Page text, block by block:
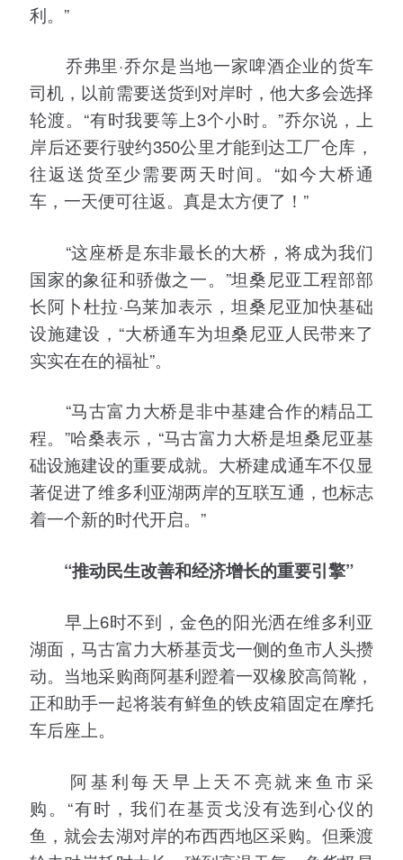
利。”
乔弗里·乔尔是当地一家啤酒企业的货车
司机，以前需要送货到对岸时，他大多会选择
轮渡。“有时我要等上3个小时。”乔尔说，上
岸后还要行驶约350公里才能到达工厂仓库，
往返送货至少需要两天时间。“如今大桥通
车，一天便可往返。真是太方便了！”
“这座桥是东非最长的大桥，将成为我们
国家的象征和骄傲之一。”坦桑尼亚工程部部
长阿卜杜拉·乌莱加表示，坦桑尼亚加快基础
设施建设，“大桥通车为坦桑尼亚人民带来了
实实在在的福祉”。
“马古富力大桥是非中基建合作的精品工
程。”哈桑表示，“马古富力大桥是坦桑尼亚基
础设施建设的重要成就。大桥建成通车不仅显
著促进了维多利亚湖两岸的互联互通，也标志
着一个新的时代开启。”
“推动民生改善和经济增长的重要引擎”
早上6时不到，金色的阳光洒在维多利亚
湖面，马古富力大桥基贡戈一侧的鱼市人头攒
动。当地采购商阿基利蹬着一双橡胶高筒靴，
正和助手一起将装有鲜鱼的铁皮箱固定在摩托
车后座上。
阿基利每天早上天不亮就来鱼市采
购。“有时，我们在基贡戈没有选到心仪的
鱼，就会去湖对岸的布西西地区采购。但乘渡